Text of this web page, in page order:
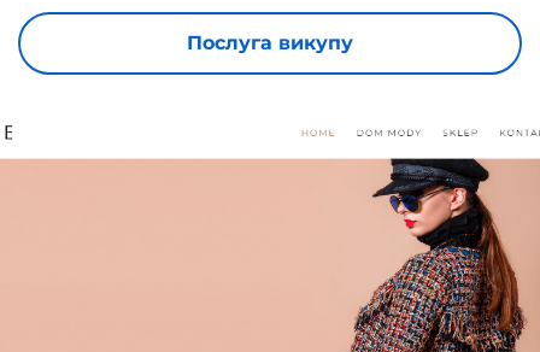
Послуга викупу